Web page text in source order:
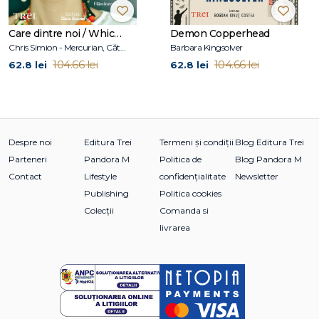
precum Satantango sau Calul din Torino . Este laureatul
unora dintre cele mai importante premii din Ungaria și
străinătate, printre care se numără Man Booker
International Prize, Best Translated Book Award, National
Book Award for Translated Literature sau Europäischer
Care dintre noi / Which One of Us
62.8 lei 104.66 lei
Demon Copperhead
Barbara Kingsolver
62.8 lei 104.66 lei
Despre noi
Parteneri
Contact
Editura Trei
Pandora M
Lifestyle
Publishing
Colecții
Termeni și condiții
Politica de
confidențialitate
Politica cookies
Comanda si
livrarea
Blog Editura Trei
Blog Pandora M
Newsletter